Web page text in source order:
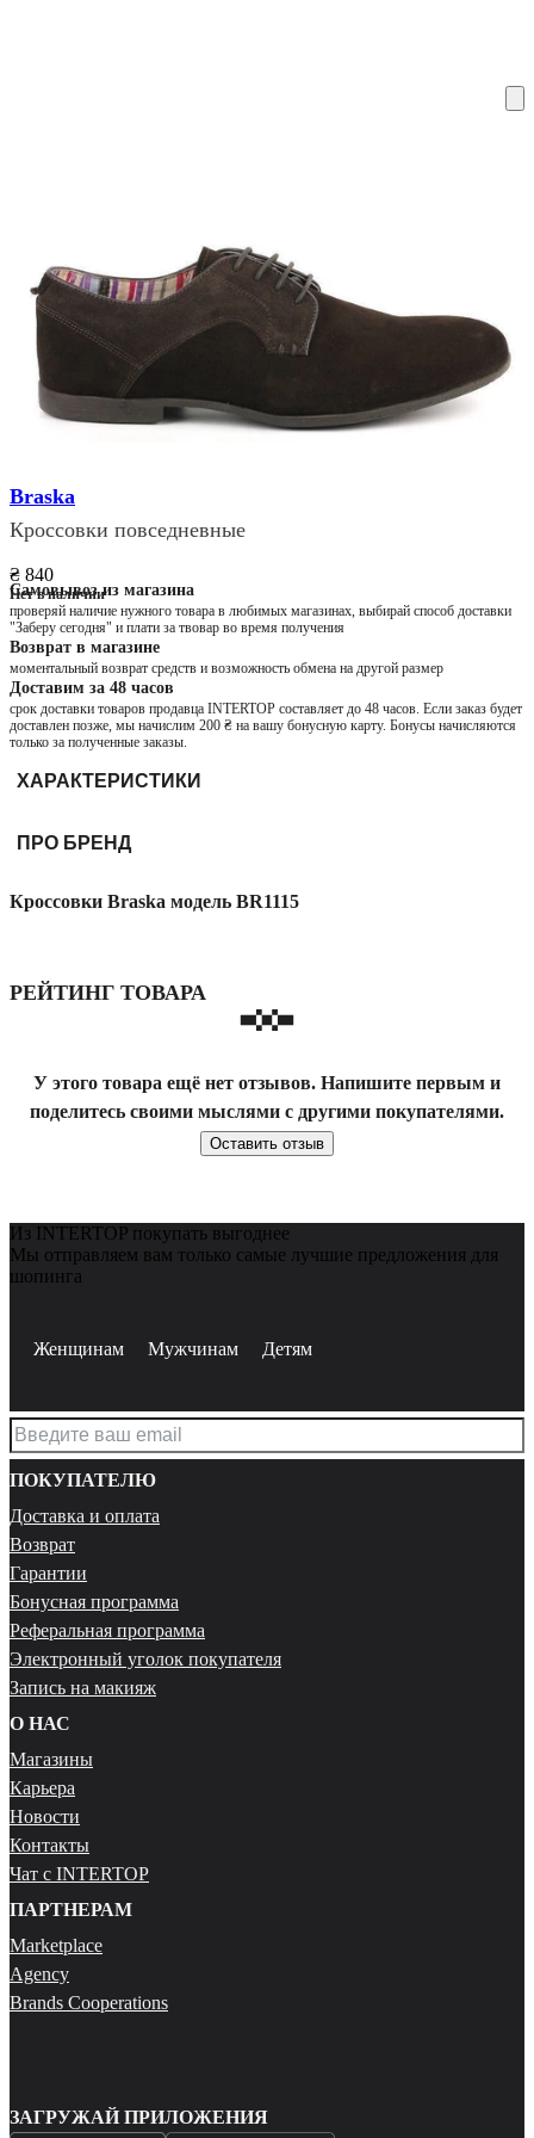
Braska
Кроссовки повседневные
₴ 840
Нет в наличии
Самовывоз из магазина
проверяй наличие нужного товара в любимых магазинах, выбирай способ доставки
"Заберу сегодня" и плати за твовар во время получения
Возврат в магазине
моментальный возврат средств и возможность обмена на другой размер
Доставим за 48 часов
срок доставки товаров продавца INTERTOP составляет до 48 часов. Если заказ будет
доставлен позже, мы начислим 200 ₴ на вашу бонусную карту. Бонусы начисляются
только за полученные заказы.
ХАРАКТЕРИСТИКИ
ПРО БРЕНД
Кроссовки Braska модель BR1115
РЕЙТИНГ ТОВАРА
У этого товара ещё нет отзывов. Напишите первым и
поделитесь своими мыслями с другими покупателями.
Оставить отзыв
Из INTERTOP покупать выгоднее
Мы отправляем вам только самые лучшие предложения для
шопинга
Женщинам Мужчинам Детям
ПОКУПАТЕЛЮ
Доставка и оплата
Возврат
Гарантии
Бонусная программа
Реферальная программа
Электронный уголок покупателя
Запись на макияж
О НАС
Магазины
Карьера
Новости
Контакты
Чат с INTERTOP
ПАРТНЕРАМ
Marketplace
Agency
Brands Cooperations
ЗАГРУЖАЙ ПРИЛОЖЕНИЯ